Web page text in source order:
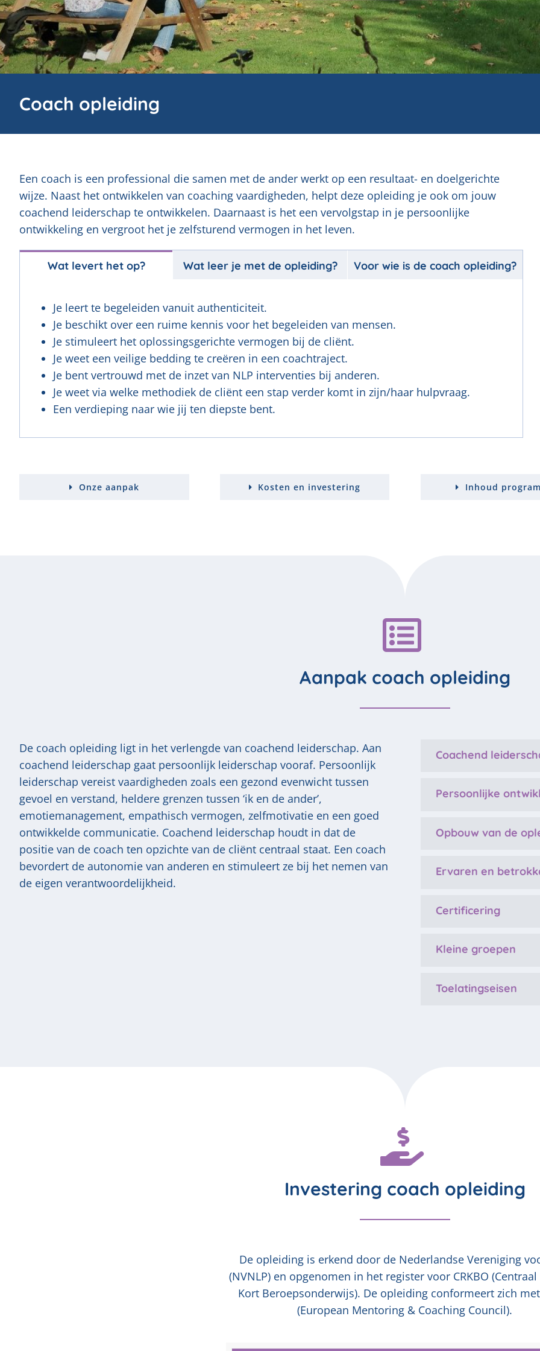
Coach opleiding
Een coach is een professional die samen met de ander werkt op een resultaat- en doelgerichte
wijze. Naast het ontwikkelen van coaching vaardigheden, helpt deze opleiding je ook om jouw
coachend leiderschap te ontwikkelen. Daarnaast is het een vervolgstap in je persoonlijke
ontwikkeling en vergroot het je zelfsturend vermogen in het leven.
Wat levert het op? Wat leer je met de opleiding? Voor wie is de coach opleiding?
Je leert te begeleiden vanuit authenticiteit.
Je beschikt over een ruime kennis voor het begeleiden van mensen.
Je stimuleert het oplossingsgerichte vermogen bij de cliënt.
Je weet een veilige bedding te creëren in een coachtraject.
Je bent vertrouwd met de inzet van NLP interventies bij anderen.
Je weet via welke methodiek de cliënt een stap verder komt in zijn/haar hulpvraag.
Een verdieping naar wie jij ten diepste bent.
Onze aanpak Kosten en investering Inhoud
Aanpak coach opleiding
De coach opleiding ligt in het verlengde van coachend leiderschap. Aan
coachend leiderschap gaat persoonlijk leiderschap vooraf. Persoonlijk
leiderschap vereist vaardigheden zoals een gezond evenwicht tussen
gevoel en verstand, heldere grenzen tussen ‘ik en de ander’,
emotiemanagement, empathisch vermogen, zelfmotivatie en een goed
ontwikkelde communicatie. Coachend leiderschap houdt in dat de
positie van de coach ten opzichte van de cliënt centraal staat. Een coach
bevordert de autonomie van anderen en stimuleert ze bij het nemen van
de eigen verantwoordelijkheid.
Coachend
Persoonlijke
Opbouw van de
Ervaren en
Certificering
Kleine groepen
Toelatingseisen
Investering coach opleiding
De opleiding is erkend door de Nederlandse Vereniging
(NVNLP) en opgenomen in het register voor CRKBO (Centraal
Kort Beroepsonderwijs). De opleiding conformeert zich met
(European Mentoring & Coaching Council).